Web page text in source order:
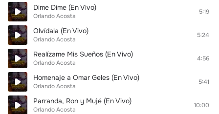
Dime Dime (En Vivo)
Orlando Acosta
5:19
Olvídala (En Vivo)
Orlando Acosta
5:24
Realízame Mis Sueños (En Vivo)
Orlando Acosta
4:56
Homenaje a Omar Geles (En Vivo)
Orlando Acosta
5:41
Parranda, Ron y Mujé (En Vivo)
Orlando Acosta
10:00